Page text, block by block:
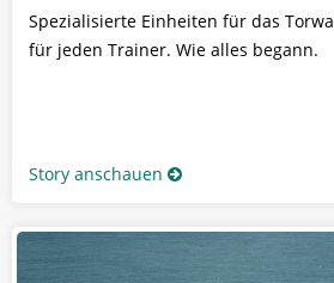
Spezialisierte Einheiten für das
für jeden Trainer. Wie alles begann.
Story anschauen